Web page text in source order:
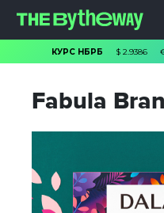
КУРС НБРБ $2.9386
Fabula